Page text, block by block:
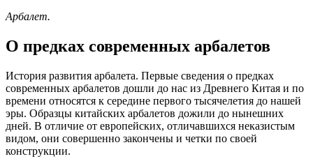
Арбалет.
О предках современных арбалетов
История развития арбалета. Первые сведения о предках
современных арбалетов дошли до нас из Древнего Китая и по
времени относятся к середине первого тысячелетия до нашей
эры. Образцы китайских арбалетов дожили до нынешних
дней. В отличие от европейских, отличавшихся неказистым
видом, они совершенно закончены и четки по своей
конструкции.